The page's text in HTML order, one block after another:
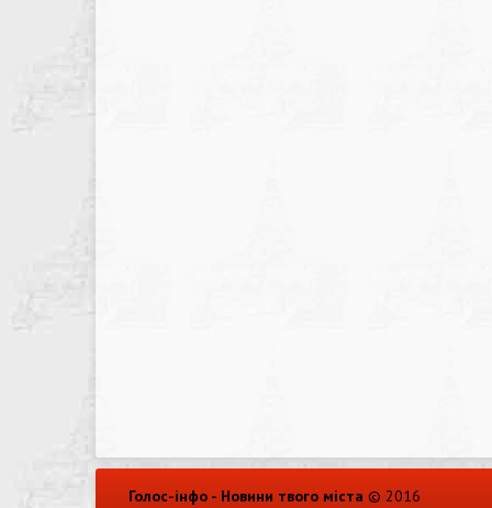
Голос-інфо - Новини твого міста © 2016